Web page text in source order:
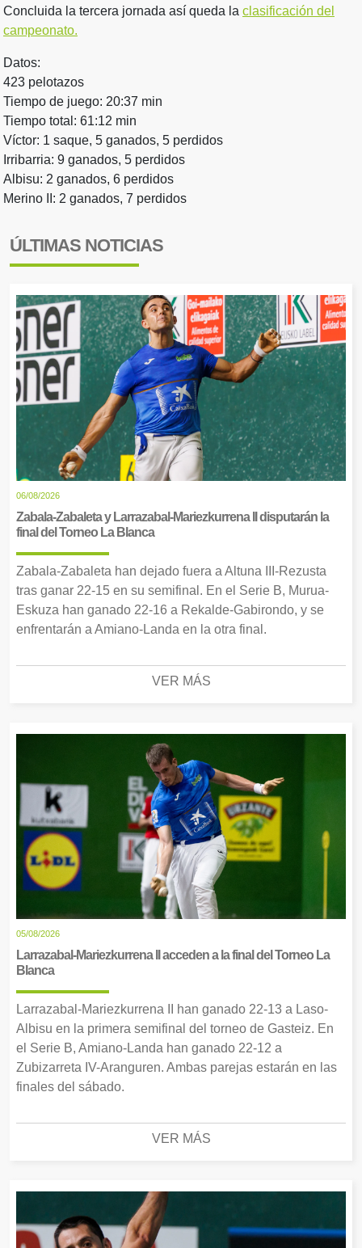
Concluida la tercera jornada así queda la clasificación del
campeonato.
Datos:
423 pelotazos
Tiempo de juego: 20:37 min
Tiempo total: 61:12 min
Víctor: 1 saque, 5 ganados, 5 perdidos
Irribarria: 9 ganados, 5 perdidos
Albisu: 2 ganados, 6 perdidos
Merino II: 2 ganados, 7 perdidos
ÚLTIMAS NOTICIAS
06/08/2026
Zabala-Zabaleta y Larrazabal-Mariezkurrena II disputarán la
final del Torneo La Blanca
Zabala-Zabaleta han dejado fuera a Altuna III-Rezusta
tras ganar 22-15 en su semifinal. En el Serie B, Murua-
Eskuza han ganado 22-16 a Rekalde-Gabirondo, y se
enfrentarán a Amiano-Landa en la otra final.
VER MÁS
05/08/2026
Larrazabal-Mariezkurrena II acceden a la final del Torneo La
Blanca
Larrazabal-Mariezkurrena II han ganado 22-13 a Laso-
Albisu en la primera semifinal del torneo de Gasteiz. En
el Serie B, Amiano-Landa han ganado 22-12 a
Zubizarreta IV-Aranguren. Ambas parejas estarán en las
finales del sábado.
VER MÁS